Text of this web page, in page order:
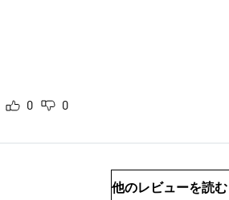
0 0
他のレビューを読む